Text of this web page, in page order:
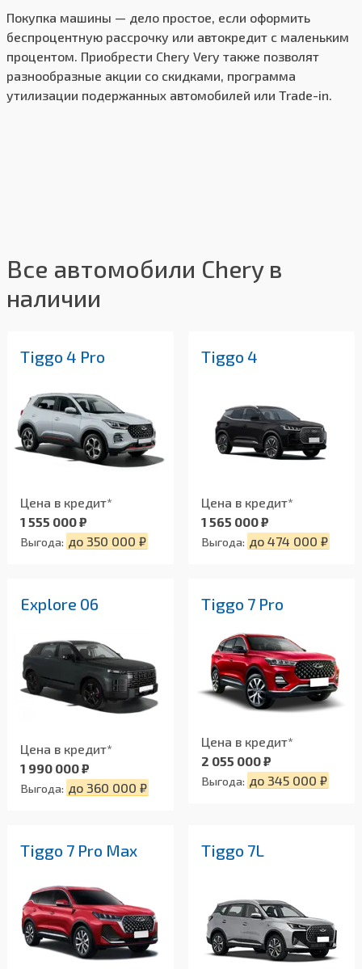
Покупка машины — дело простое, если оформить
беспроцентную рассрочку или автокредит с маленьким
процентом. Приобрести Chery Very также позволят
разнообразные акции со скидками, программа
утилизации подержанных автомобилей или Trade-in.
Все автомобили Chery в
наличии
Tiggo 4 Pro
Цена в кредит*
1 555 000 ₽
Выгода: до 350 000 ₽
Tiggo 4
Цена в кредит*
1 565 000 ₽
Выгода: до 474 000 ₽
Explore 06
Цена в кредит*
1 990 000 ₽
Выгода: до 360 000 ₽
Tiggo 7 Pro
Цена в кредит*
2 055 000 ₽
Выгода: до 345 000 ₽
Tiggo 7 Pro Max Tiggo 7L